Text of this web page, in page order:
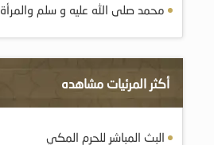
محمد صلى الله عليه و سلم والمرأة
أكثر المرئيات مشاهده
البث المباشر للحرم المكي